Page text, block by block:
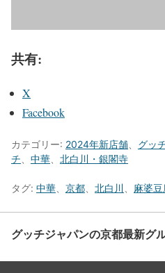
共有:
X
Facebook
カテゴリー: 2024年新店舗 グッ
チ
中華 北白川・銀閣寺
タグ: 中華 京都 北白川 麻婆豆
グッチジャパンの京都最新グ